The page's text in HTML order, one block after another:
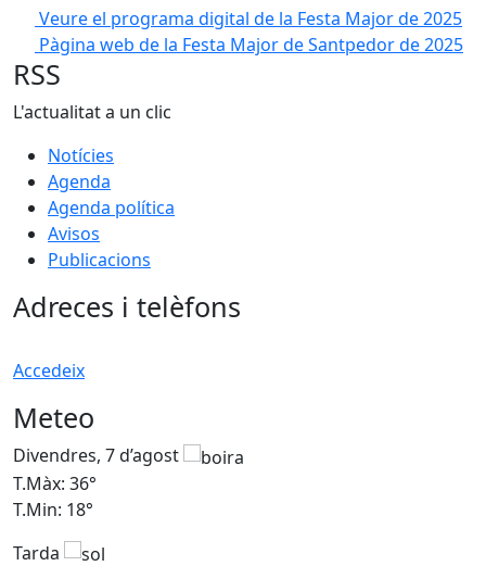
Veure el programa digital de la Festa Major de 2025
Pàgina web de la Festa Major de Santpedor de 2025
RSS
L'actualitat a un clic
Notícies
Agenda
Agenda política
Avisos
Publicacions
Adreces i telèfons
Accedeix
Meteo
Divendres, 7 d’agost
T.Màx: 36°
T.Min: 18°
Tarda